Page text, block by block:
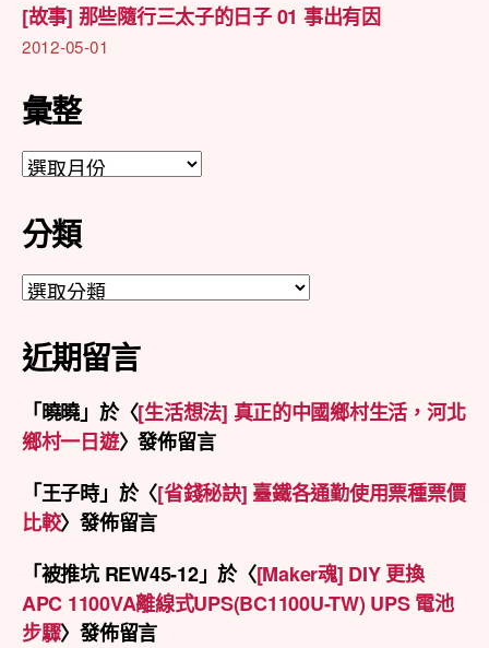
[故事] 那些隨行三太子的日子 01 事出有因
2012-05-01
彙整
彙
分類
分
近期留言
「曉曉」於〈[生活想法] 真正的中國鄉村生活，河北
鄉村一日遊〉發佈留言
「王子時」於〈[省錢秘訣] 臺鐵各通勤使用票種票價
比較〉發佈留言
「被推坑 REW45-12」於〈[Maker魂] DIY 更換
APC 1100VA離線式UPS(BC1100U-TW) UPS 電池
步驟〉發佈留言